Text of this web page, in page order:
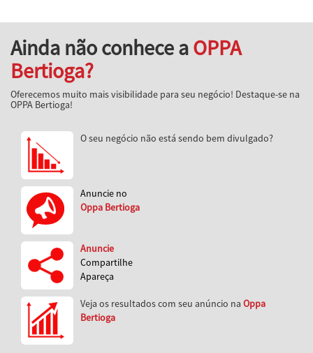
Ainda não conhece aOPPA
Bertioga?
Oferecemos muito mais visibilidade para seu negócio! Destaque-se na
OPPA Bertioga!
O seu negócio não está sendo bem divulgado?
Anuncie no
Oppa Bertioga
Anuncie
Compartilhe
Apareça
Veja os resultados com seu anúncio na Oppa
Bertioga